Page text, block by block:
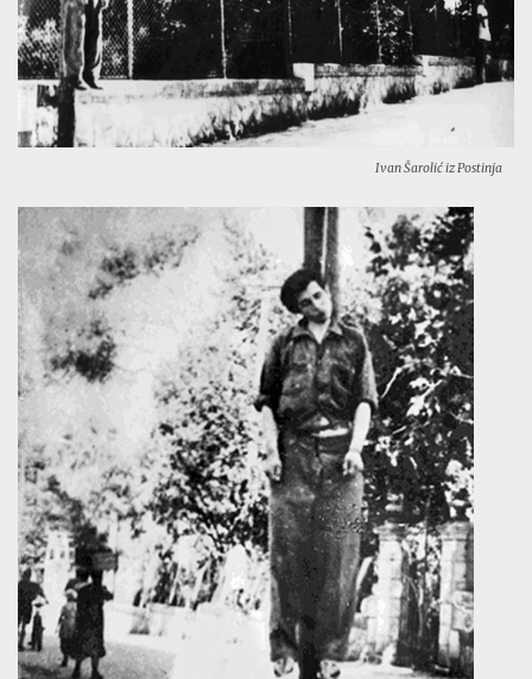
Ivan Šarolić iz Postinja